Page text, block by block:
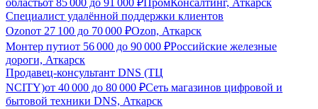
областьот 85 000 до 91 000 ₽ПромКонсалтинг, Аткарск
Специалист удалённой поддержки клиентов
Ozonот 27 100 до 70 000 ₽Ozon, Аткарск
Монтер путиот 56 000 до 90 000 ₽Российские железные
дороги, Аткарск
Продавец-консультант DNS (ТЦ
NCITY)от 40 000 до 80 000 ₽Сеть магазинов цифровой и
бытовой техники DNS, Аткарск